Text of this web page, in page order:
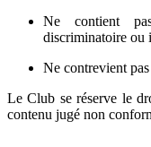
Ne contient
discriminatoire ou
Ne contrevient
Le Club se réserve le
contenu jugé non